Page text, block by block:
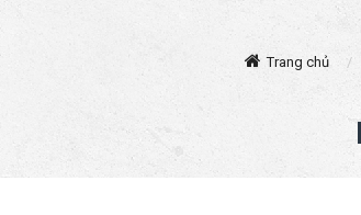
Trang chủ